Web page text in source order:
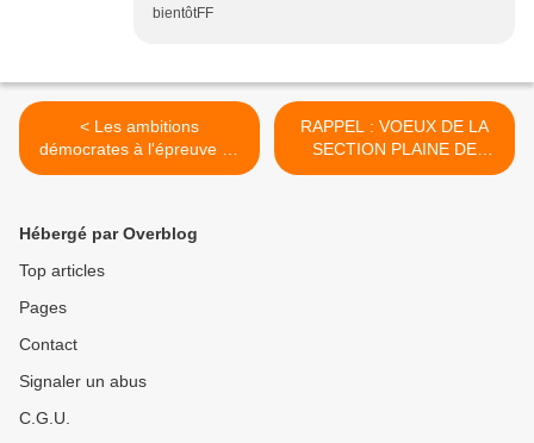
bientôtFF
< Les ambitions
démocrates à l'épreuve de
la cohabitation
RAPPEL : VOEUX DE LA
SECTION PLAINE DE
FRANCE >
Hébergé par Overblog
Top articles
Pages
Contact
Signaler un abus
C.G.U.